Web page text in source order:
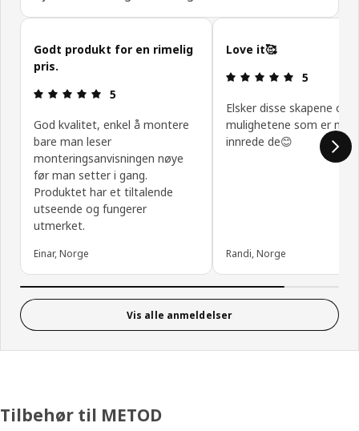
Hopp over kundeanmeldelser
Godt produkt for en rimelig
pris.
Produktomtale: 5 ingen kundevurdering 5
5
God kvalitet, enkel å montere
bare man leser
monteringsanvisningen nøye
før man setter i gang.
Produktet har et tiltalende
utseende og fungerer
utmerket.
Einar, Norge
Love it🥰
5
Elsker disse skapene og
mulighetene som er
innrede de😊
Randi, Norge
Vis alle anmeldelser
Tilbehør til METOD